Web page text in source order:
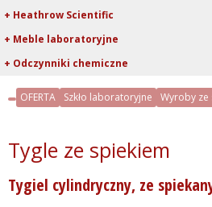
+ Heathrow Scientific
+ Meble laboratoryjne
+ Odczynniki chemiczne
+ Pipetowanie i dawkowani...
+ Plastiki laboratoryjne
+ Rury, pręty, kapilary ...
+ Szkło kwarcowe
OFERTA Szkło laboratoryjne Wyroby ze
Tygle ze spiekiem
Tygiel cylindryczny, ze